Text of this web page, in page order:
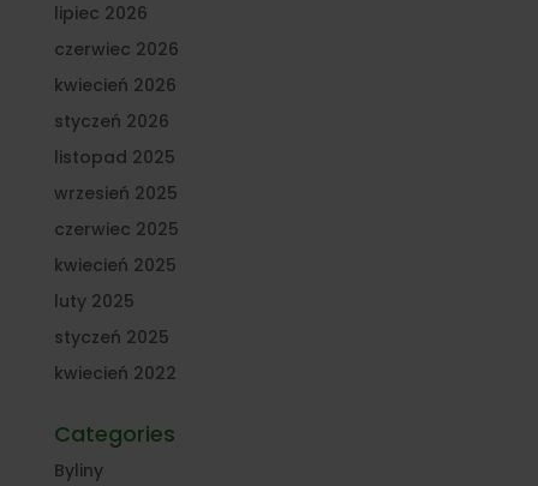
lipiec 2026
czerwiec 2026
kwiecień 2026
styczeń 2026
listopad 2025
wrzesień 2025
czerwiec 2025
kwiecień 2025
luty 2025
styczeń 2025
kwiecień 2022
Categories
Byliny